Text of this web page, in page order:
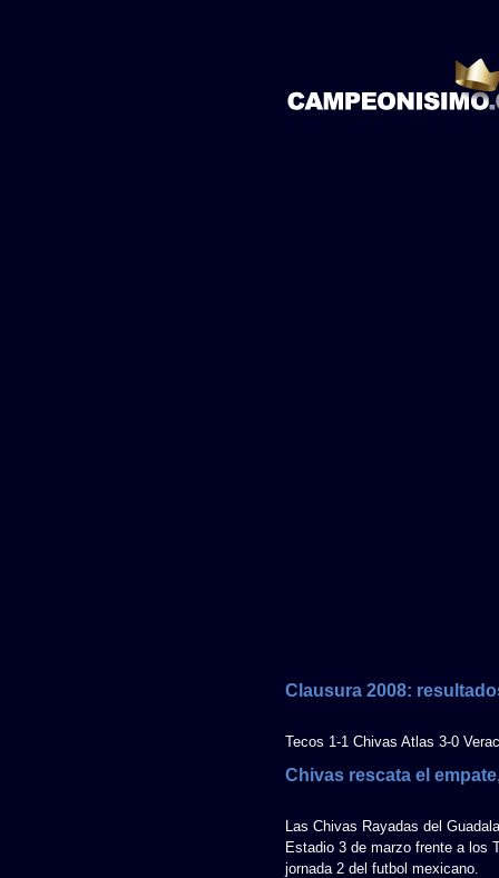
Clausura 2008:
Tecos 1-1 Chivas Atlas 3-0
Chivas rescata el
Las Chivas Rayadas del
Estadio 3 de marzo frente a los
jornada 2 del futbol mexicano.